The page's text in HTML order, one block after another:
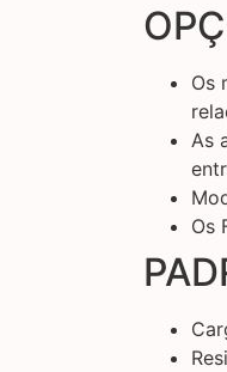
Os
As
Os